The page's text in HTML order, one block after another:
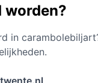
worden?
in